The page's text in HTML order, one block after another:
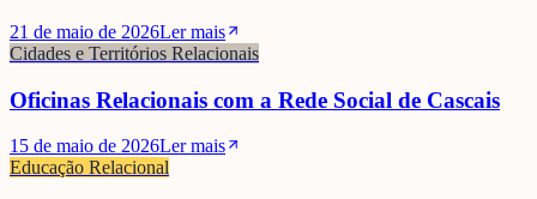
21 de maio de 2026Ler mais
Cidades e Territórios Relacionais
Oficinas Relacionais com a Rede Social de Cascais
15 de maio de 2026Ler mais
Educação Relacional